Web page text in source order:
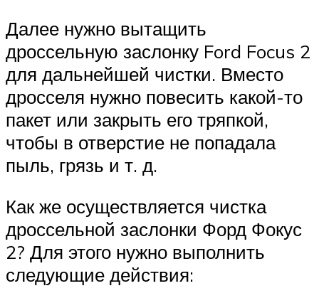
Далее нужно вытащить
дроссельную заслонку Ford Focus 2
для дальнейшей чистки. Вместо
дросселя нужно повесить какой-то
пакет или закрыть его тряпкой,
чтобы в отверстие не попадала
пыль, грязь и т. д.
Как же осуществляется чистка
дроссельной заслонки Форд Фокус
2? Для этого нужно выполнить
следующие действия: